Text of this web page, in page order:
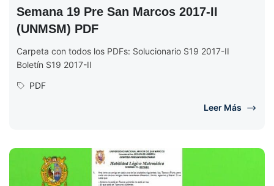
Semana 19 Pre San Marcos 2017-II
(UNMSM) PDF
Carpeta con todos los PDFs: Solucionario S19 2017-II
Boletín S19 2017-II
PDF
Leer Más